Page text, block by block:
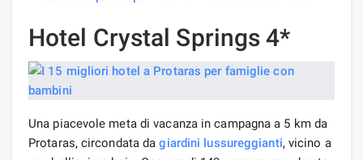
Hotel Crystal Springs 4*
Una piacevole meta di vacanza in campagna a 5 km da
Protaras, circondata dagiardini lussureggianti, vicino a